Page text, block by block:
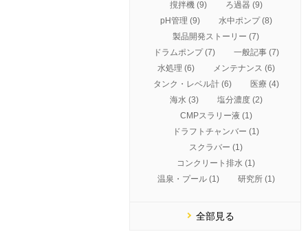
撹拌機 (9)
ろ過器 (9)
pH管理 (9)
水中ポンプ (8)
製品開発ストーリー (7)
ドラムポンプ (7)
一般記事 (7)
水処理 (6)
メンテナンス (6)
タンク・レベル計 (6)
医療 (4)
海水 (3)
塩分濃度 (2)
CMPスラリー液 (1)
ドラフトチャンバー (1)
スクラバー (1)
コンクリート排水 (1)
温泉・プール (1)
研究所 (1)
全部見る